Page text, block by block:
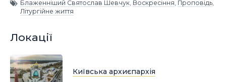
Блаженніший Святослав Шевчук Воскресіння Проповідь
Літургійне життя
Локації
Київська архиєпархія